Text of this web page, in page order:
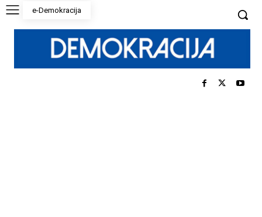
e-Demokracija